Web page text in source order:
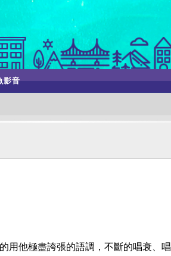
影音
用他極盡誇張的語調，不斷的唱衰、唱